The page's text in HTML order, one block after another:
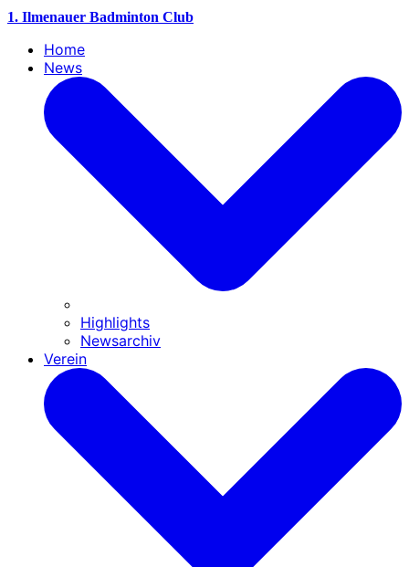
1. Ilmenauer Badminton Club
Home
News
Highlights
Newsarchiv
Verein